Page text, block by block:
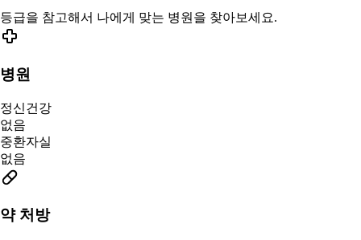
등급을 참고해서 나에게 맞는 병원을 찾아보세요.
병원
정신건강
없음
중환자실
없음
약 처방